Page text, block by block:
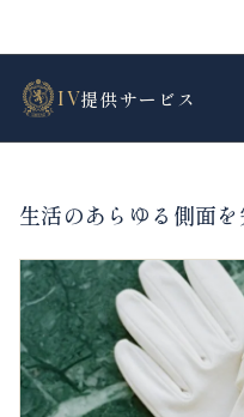
IV提供サービス
生活のあらゆる側面を